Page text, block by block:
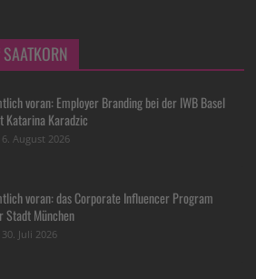
voran: Employer Branding bei der IWB Basel
Katarina Karadzic
6. August 2026
voran: das Corporate Influencer Program
Stadt München
30. Juli 2026